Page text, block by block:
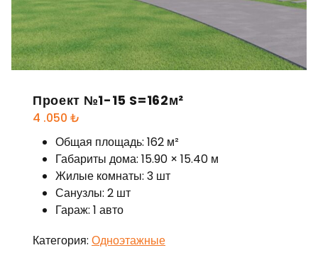
Проект №1-15 S=162м²
4 .050 ₺
Общая площадь: 162 м²
Габариты дома: 15.90 × 15.40 м
Жилые комнаты: 3 шт
Санузлы: 2 шт
Гараж: 1 авто
Категория: Одноэтажные